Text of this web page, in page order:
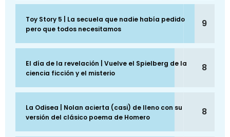
Toy Story 5 | La secuela que nadie había pedido
pero que todos necesitamos
9
El día de la revelación | Vuelve el Spielberg de la
ciencia ficción y el misterio
8
La Odisea | Nolan acierta (casi) de lleno con su
versión del clásico poema de Homero
8